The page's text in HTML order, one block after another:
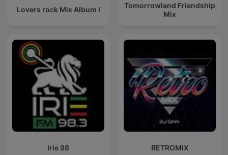
Lovers rock Mix Album I
Tomorrowland Friendship
Mix
Irie 98 RETROMIX